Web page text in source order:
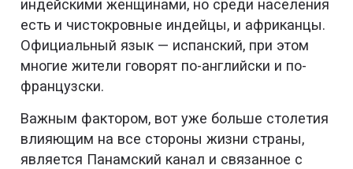
индейскими женщинами, но среди населения
есть и чистокровные индейцы, и африканцы.
Официальный язык — испанский, при этом
многие жители говорят по-английски и по-
французски.
Важным фактором, вот уже больше столетия
влияющим на все стороны жизни страны,
является Панамский канал и связанное с